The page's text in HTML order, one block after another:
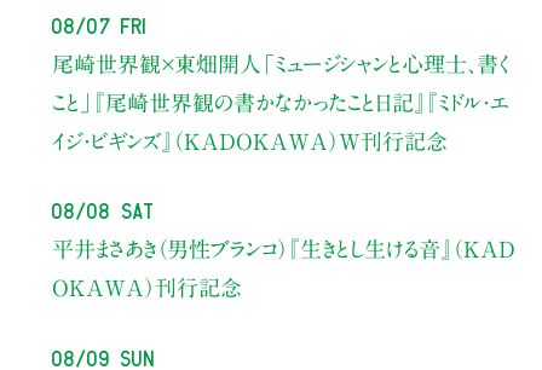
08/07 Fri
尾崎世界観×東畑開人
「ミュージシャンと心理士、書く
こと」
『尾崎世界観の書かなかったこと日記』『ミドル・エ
イジ・ビギンズ』（KADOKAWA）W刊行記念
08/08 Sat
平井まさあき（男性ブランコ）
『生きとし生ける音』（KAD
OKAWA）刊行記念
08/09 Sun